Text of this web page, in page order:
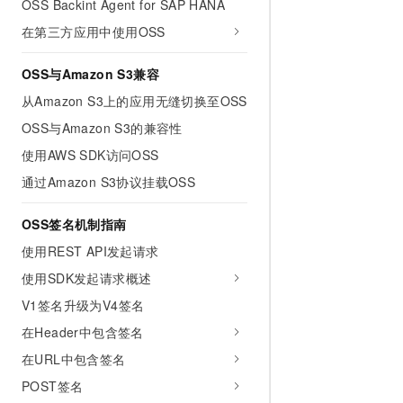
OSS Backint Agent for SAP HANA
在第三方应用中使用OSS
OSS与Amazon S3兼容
从Amazon S3上的应用无缝切换至OSS
OSS与Amazon S3的兼容性
使用AWS SDK访问OSS
通过Amazon S3协议挂载OSS
OSS签名机制指南
使用REST API发起请求
使用SDK发起请求概述
V1签名升级为V4签名
在Header中包含签名
在URL中包含签名
POST签名